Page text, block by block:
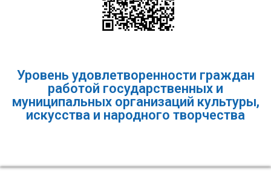
Уровень удовлетворенности граждан
работой государственных и
муниципальных организаций культуры,
искусства и народного творчества